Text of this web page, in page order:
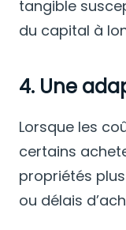
tangible
du capital à
4. Une
Lorsque les
certains
propriétés
ou délais